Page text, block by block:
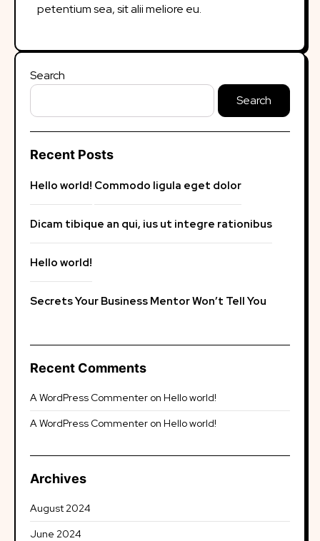
petentium sea, sit alii meliore eu.
Search
Search
Recent Posts
Hello world! Commodo ligula eget dolor
Dicam tibique an qui, ius ut integre rationibus
Hello world!
Secrets Your Business Mentor Won’t Tell You
Recent Comments
A WordPress Commenter on Hello world!
A WordPress Commenter on Hello world!
Archives
August 2024
June 2024